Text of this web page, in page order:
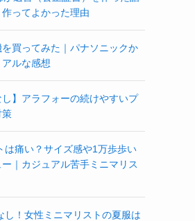
作ってよかった理由
買ってみた｜パナソニックか
ルな感想
し】アラフォーの続けやすいプ
策
は痛い？サイズ感や1万歩歩い
｜カジュアル苦手ミニマリス
し！女性ミニマリストの夏服は